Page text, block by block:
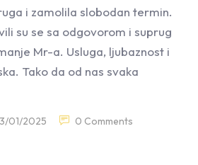
i zamolila slobodan termin.
su se sa odgovorom i suprug
Mr-a. Usluga, ljubaznost i
Tako da od nas svaka
01/2025 0 Comments